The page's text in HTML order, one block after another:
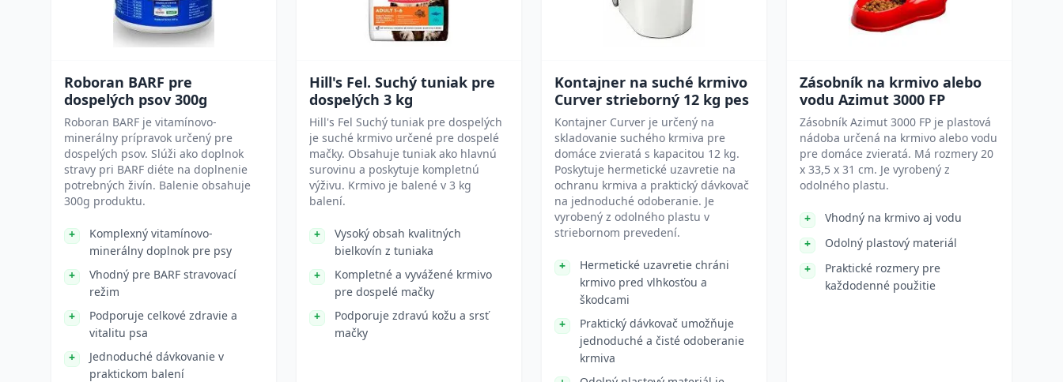
Roboran BARF pre
dospelých psov 300g
Roboran BARF je vitamínovo-
minerálny prípravok určený pre
dospelých psov. Slúži ako doplnok
stravy pri BARF diéte na doplnenie
potrebných živín. Balenie obsahuje
300g produktu.
Komplexný vitamínovo-
minerálny doplnok pre psy
Vhodný pre BARF stravovací
režim
Podporuje celkové zdravie a
vitalitu psa
Jednoduché dávkovanie v
praktickom balení
Hill's Fel. Suchý tuniak pre
dospelých 3 kg
Hill's Fel Suchý tuniak pre dospelých
je suché krmivo určené pre dospelé
mačky. Obsahuje tuniak ako hlavnú
surovinu a poskytuje kompletnú
výživu. Krmivo je balené v 3 kg
balení.
Vysoký obsah kvalitných
bielkovín z tuniaka
Kompletné a vyvážené krmivo
pre dospelé mačky
Podporuje zdravú kožu a srsť
mačky
Kontajner na suché krmivo
Curver strieborný 12 kg pes
Kontajner Curver je určený na
skladovanie suchého krmiva pre
domáce zvieratá s kapacitou 12 kg.
Poskytuje hermetické uzavretie na
ochranu krmiva a praktický dávkovač
na jednoduché odoberanie. Je
vyrobený z odolného plastu v
striebornom prevedení.
Hermetické uzavretie chráni
krmivo pred vlhkosťou a
škodcami
Praktický dávkovač umožňuje
jednoduché a čisté odoberanie
krmiva
Zásobník na krmivo alebo
vodu Azimut 3000 FP
Zásobník Azimut 3000 FP je plastová
nádoba určená na krmivo alebo vodu
pre domáce zvieratá. Má rozmery 20
x 33,5 x 31 cm. Je vyrobený z
odolného plastu.
Vhodný na krmivo aj vodu
Odolný plastový materiál
Praktické rozmery pre
každodenné použitie